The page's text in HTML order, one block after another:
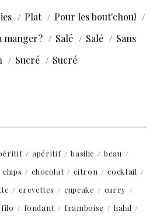
Plat
Pour les bout'chou!
manger?
Salé Salé
Sans
Sucré Sucré
apéritif basilic
beau
chips chocolat citron
cocktail
crevettes cupcake
curry
filo fondant framboise
halal